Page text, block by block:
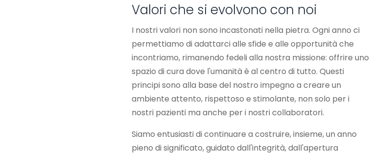
Valori che si evolvono con noi
I nostri valori non sono incastonati nella pietra. Ogni anno ci
permettiamo di adattarci alle sfide e alle opportunità che
incontriamo, rimanendo fedeli alla nostra missione: offrire uno
spazio di cura dove l'umanità è al centro di tutto. Questi
principi sono alla base del nostro impegno a creare un
ambiente attento, rispettoso e stimolante, non solo per i
nostri pazienti ma anche per i nostri collaboratori.
Siamo entusiasti di continuare a costruire, insieme, un anno
pieno di significato, guidato dall'integrità, dall'apertura